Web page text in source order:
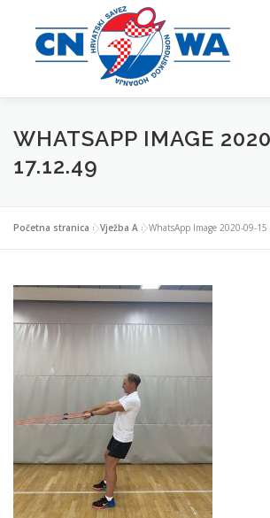
sadržaj
NATJECANJA FESTIVALI O
NORDIJSKO HODANJE
WHATSAPP IMAGE
17.12.49
Početna stranica »Vježba A »WhatsApp Image 2020-09-